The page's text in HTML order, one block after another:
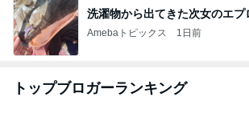
洗濯物から出てきた次女のエプ
Amebaトピックス 1日前
トップブロガーランキング